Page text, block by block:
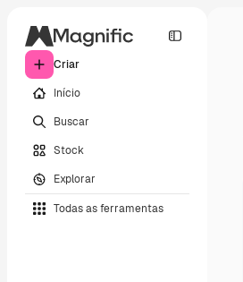
Criar
Início
Buscar
Stock
Explorar
Todas as ferramentas